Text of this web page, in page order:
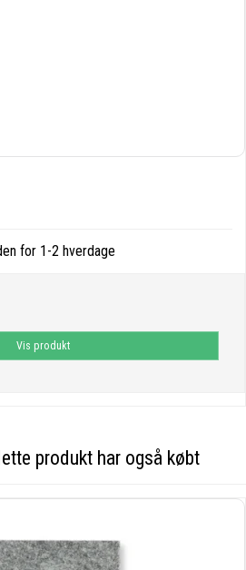
for 1-2 hverdage
Vis produkt
produkt har også købt